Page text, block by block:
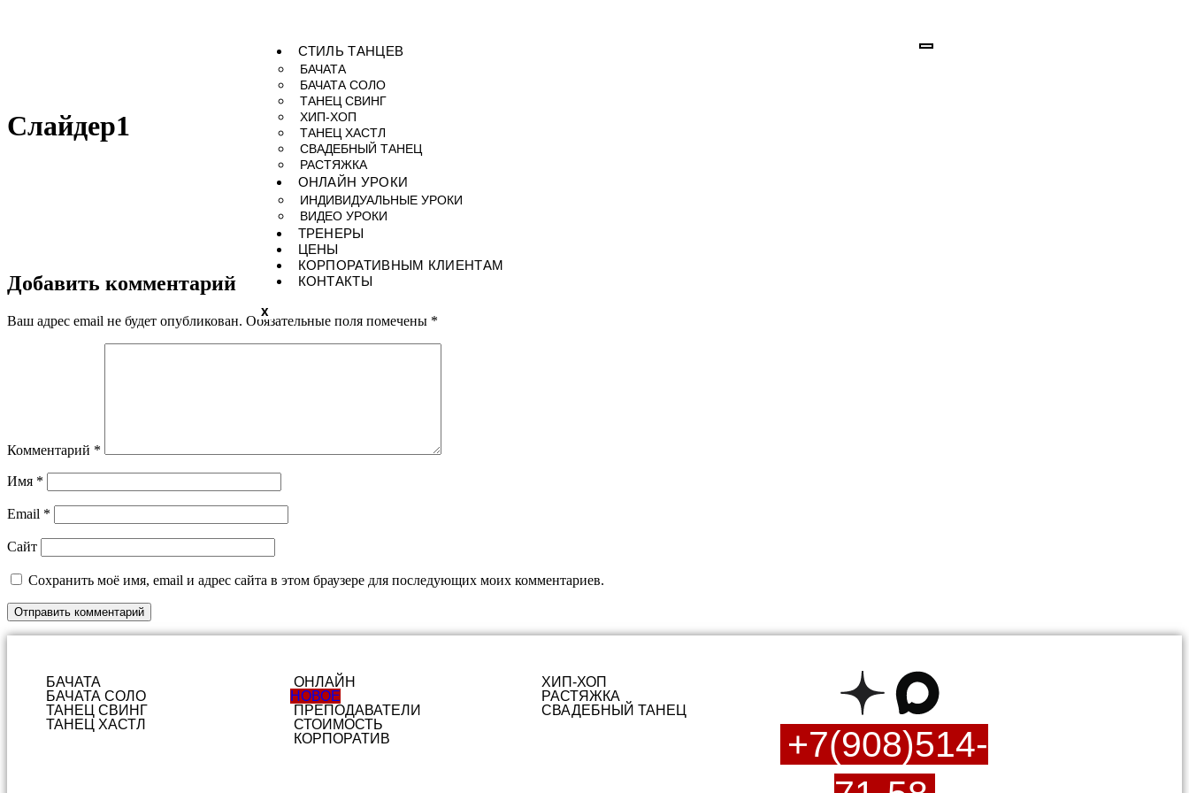
СТИЛЬ ТАНЦЕВ
БАЧАТА
БАЧАТА СОЛО
ТАНЕЦ СВИНГ
ХИП-ХОП
ТАНЕЦ ХАСТЛ
СВАДЕБНЫЙ ТАНЕЦ
РАСТЯЖКА
ОНЛАЙН УРОКИ
ИНДИВИДУАЛЬНЫЕ УРОКИ
ВИДЕО УРОКИ
ТРЕНЕРЫ
ЦЕНЫ
КОРПОРАТИВНЫМ КЛИЕНТАМ
КОНТАКТЫ
X
Слайдер1
Добавить комментарий
Ваш адрес email не будет опубликован. Обязательные поля помечены *
Комментарий *
Имя *
Email *
Сайт
Сохранить моё имя, email и адрес сайта в этом браузере для последующих моих комментариев.
БАЧАТА
БАЧАТА СОЛО
ТАНЕЦ СВИНГ
ТАНЕЦ ХАСТЛ
ОНЛАЙН
НОВОЕ
ПРЕПОДАВАТЕЛИ
СТОИМОСТЬ
КОРПОРАТИВ
ХИП-ХОП
РАСТЯЖКА
СВАДЕБНЫЙ ТАНЕЦ
+7(908)514-